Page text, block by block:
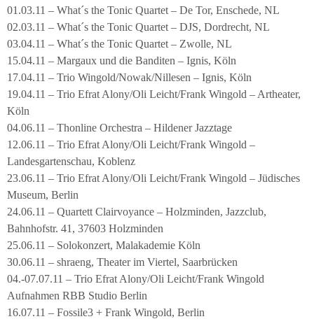
01.03.11 – What´s the Tonic Quartet – De Tor, Enschede, NL
02.03.11 – What´s the Tonic Quartet – DJS, Dordrecht, NL
03.04.11 – What´s the Tonic Quartet – Zwolle, NL
15.04.11 – Margaux und die Banditen – Ignis, Köln
17.04.11 – Trio Wingold/Nowak/Nillesen – Ignis, Köln
19.04.11 – Trio Efrat Alony/Oli Leicht/Frank Wingold – Artheater,
Köln
04.06.11 – Thonline Orchestra – Hildener Jazztage
12.06.11 – Trio Efrat Alony/Oli Leicht/Frank Wingold –
Landesgartenschau, Koblenz
23.06.11 – Trio Efrat Alony/Oli Leicht/Frank Wingold – Jüdisches
Museum, Berlin
24.06.11 – Quartett Clairvoyance – Holzminden, Jazzclub,
Bahnhofstr. 41, 37603 Holzminden
25.06.11 – Solokonzert, Malakademie Köln
30.06.11 – shraeng, Theater im Viertel, Saarbrücken
04.-07.07.11 – Trio Efrat Alony/Oli Leicht/Frank Wingold
Aufnahmen RBB Studio Berlin
16.07.11 – Fossile3 + Frank Wingold, Berlin